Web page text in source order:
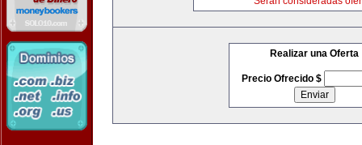
Realizar una Oferta
Precio Ofrecido $